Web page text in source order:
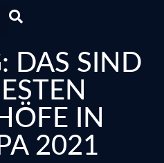
DAS SIND
IN
2021